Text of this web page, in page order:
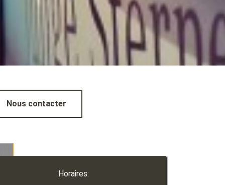
Nous contacter
Horaires: